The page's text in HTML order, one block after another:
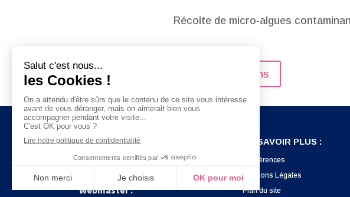
Récolte de micro-algues
Les publications
Eau-Céans
Webmaster :
EN SAVOIR PLUS :
Conférences
Mentions Légales
Plan du site